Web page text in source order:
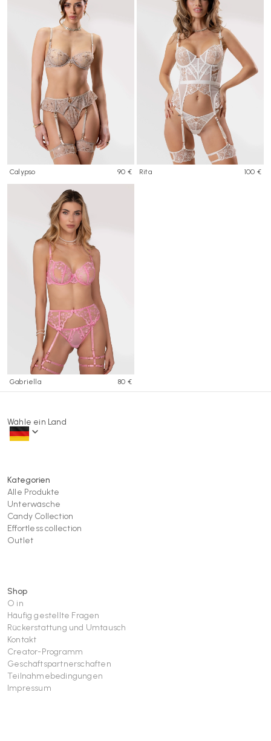
Calypso 90 € Rita 100 €
Gabriella 80 €
Wähle ein Land
Kategorien
Alle Produkte
Unterwäsche
Candy Collection
Effortless collection
Outlet
Shop
O in
Häufig gestellte Fragen
Rückerstattung und Umtausch
Kontakt
Creator-Programm
Geschäftspartnerschaften
Teilnahmebedingungen
Impressum